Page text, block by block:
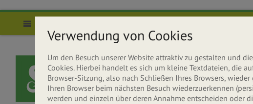
Verwendung von Cookies
Um den Besuch unserer Website attraktiv zu gestalten und
Cookies. Hierbei handelt es sich um kleine Textdateien, die
Browser-Sitzung, also nach Schließen Ihres Browsers,
Ihren Browser beim nächsten Besuch wiederzuerkennen
werden und einzeln über deren Annahme entscheiden oder